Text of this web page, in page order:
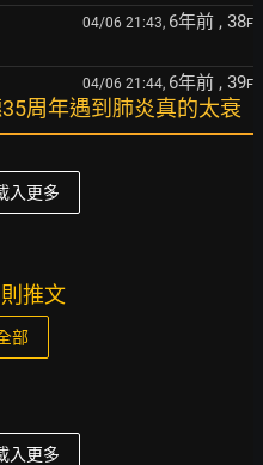
04/06 21:43, 6年前 , 38F
04/06 21:44, 6年前 , 39F
周年遇到肺炎真的太衰
入更多
推文
部
入更多